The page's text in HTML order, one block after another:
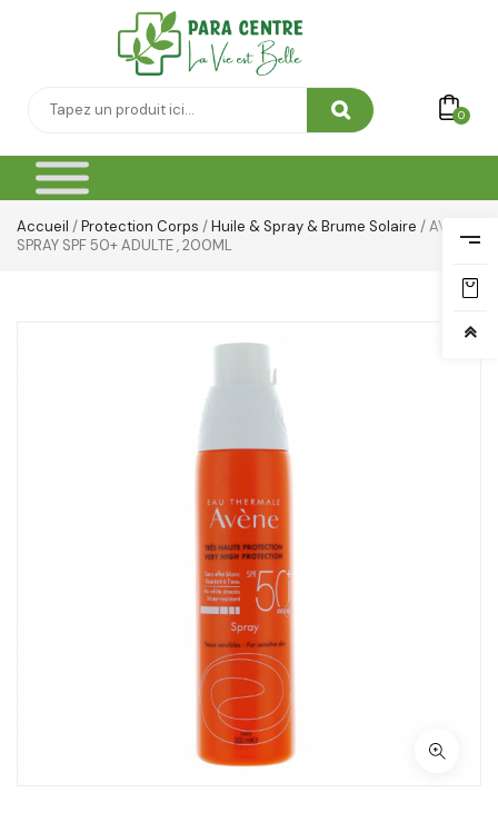
0
Accueil /Protection Corps /Huile & Spray & Brume Solaire / AVENE
SPRAY SPF 50+ ADULTE , 200ML